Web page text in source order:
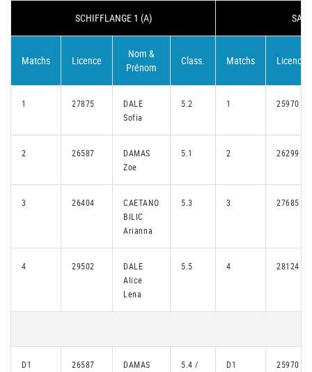
SCHIFFLANGE 1 (A)
Matchs Licence
Nom &
Prénom
Class. Matchs Licence
1 27875
DALE
Sofia
5.2 1 25970
2 26587
DAMAS
Zoe
5.1 2 26299
3 26404
CAETANO
BILIC
Arianna
5.3 3 27685
4 29502
DALE
Alice
Lena
5.5 4 28124
D1 26587
DAMAS
5.4 /
D1 25970